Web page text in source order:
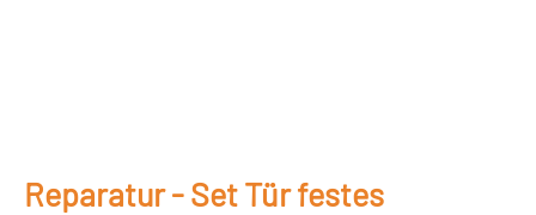
Reparatur - Set Tür festes